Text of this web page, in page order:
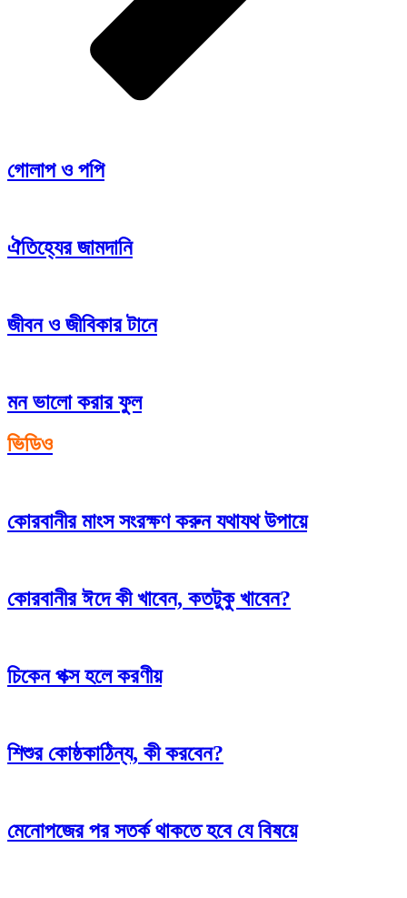
গোলাপ ও পপি
ঐতিহ্যের জামদানি
জীবন ও জীবিকার টানে
মন ভালো করার ফুল
ভিডিও
কোরবানীর মাংস সংরক্ষণ করুন যথাযথ উপায়ে
কোরবানীর ঈদে কী খাবেন, কতটুকু খাবেন?
চিকেন পক্স হলে করণীয়
শিশুর কোষ্ঠকাঠিন্য, কী করবেন?
মেনোপজের পর সতর্ক থাকতে হবে যে বিষয়ে